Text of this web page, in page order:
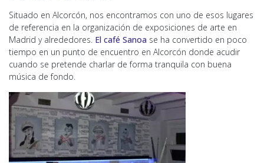
Situado en Alcorcón, nos encontramos con uno de esos lugares
de referencia en la organización de exposiciones de arte en
Madrid y alrededores. El café Sanoa se ha convertido en poco
tiempo en un punto de encuentro en Alcorcón donde acudir
cuando se pretende charlar de forma tranquila con buena
música de fondo.